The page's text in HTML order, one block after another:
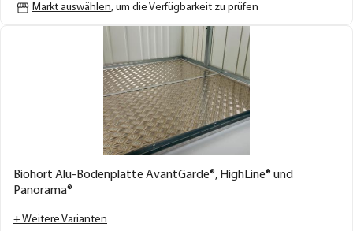
Markt auswählen, um die Verfügbarkeit zu prüfen
Biohort Alu-Bodenplatte AvantGarde®, HighLine® und
Panorama®
+ Weitere Varianten